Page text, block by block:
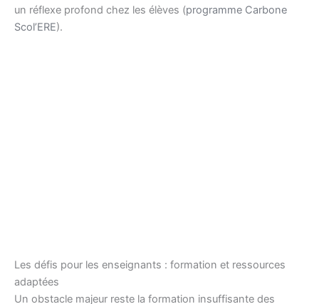
un réflexe profond chez les élèves (programme Carbone
Scol’ERE).
Les défis pour les enseignants : formation et ressources
adaptées
Un obstacle majeur reste la formation insuffisante des